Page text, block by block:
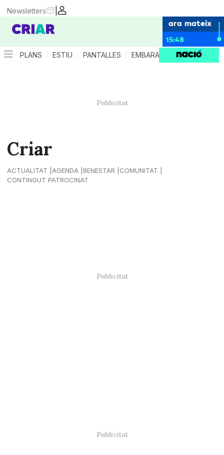
|
Newsletters
ara mateix
15:48
PLANS ESTIU PANTALLES EMBARÀS CRIANÇA
Criar
ACTUALITAT AGENDA BENESTAR
COMUNITAT
CONTINGUT PATROCINAT